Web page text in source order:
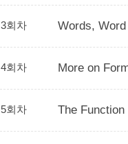
3회차 Words,
4회차 More on
5회차 The